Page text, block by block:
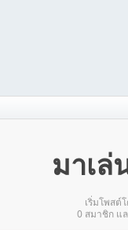
มาเล่
เริ่มโพสต์
0 สมาชิก แ